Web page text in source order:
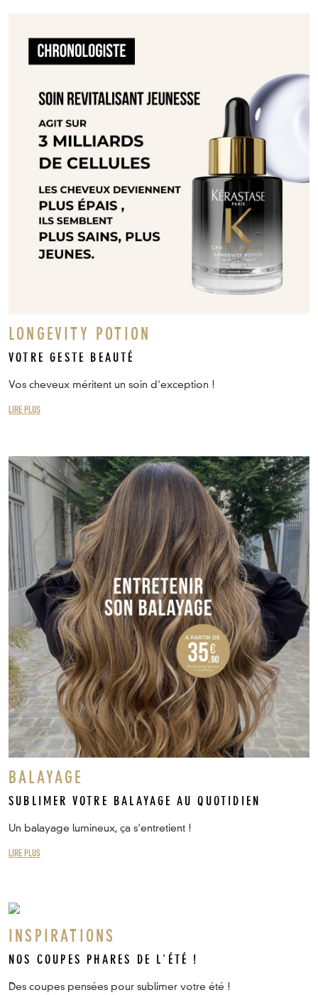
LONGEVITY POTION
VOTRE GESTE BEAUTÉ
Vos cheveux méritent un soin d'exception !
LIRE PLUS
BALAYAGE
SUBLIMER VOTRE BALAYAGE AU QUOTIDIEN
Un balayage lumineux, ça s'entretient !
LIRE PLUS
INSPIRATIONS
NOS COUPES PHARES DE L'ÉTÉ !
Des coupes pensées pour sublimer votre été !